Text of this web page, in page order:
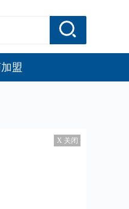
盟
X 关闭